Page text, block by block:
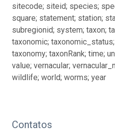
sitecode; siteid; species;
square; statement; station;
subregionid; system; taxon;
taxonomic;
taxonomy; taxonRank; time;
value; vernacular;
wildlife; world; worms; year
Contatos